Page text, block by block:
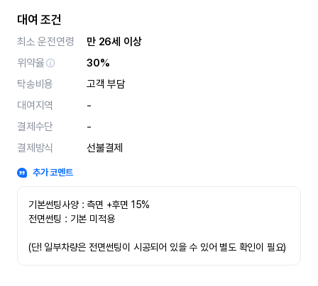
대여 조건
최소 운전연령
만 26세 이상
위약율
30%
탁송비용
고객 부담
대여지역
-
결제수단
-
결제방식
선불결제
추가 코멘트
기본썬팅사양 : 측면 +후면 15%
전면썬팅 : 기본 미적용
(단! 일부차량은 전면썬팅이 시공되어 있을 수 있어 별도 확인이 필요)